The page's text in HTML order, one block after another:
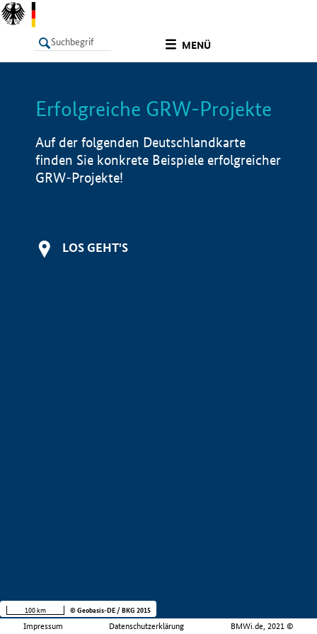
MENÜ
LISTE Info
Erfolgreiche GRW-Projekte
Auf der folgenden Deutschlandkarte
finden Sie konkrete Beispiele erfolgreicher
GRW-Projekte!
LOS GEHT'S
Impressum Datenschutzerklärung BMWi.de, 2021 ©
100 km © Geobasis-DE / BKG 2015